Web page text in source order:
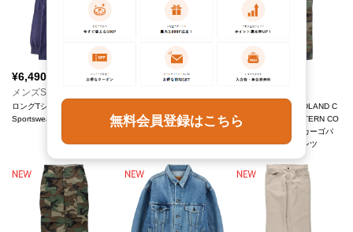
¥6,490
メンズS
ロングTシャツ ロンT
Sportswear
(税込)
AMOUFLAGE PATTERN CO
ンツ コンバットパンツ
¥7,590
TROUSERS WOODLAND C
AMOUFLAGE PATTERN CO
MBAT ミリタリー カーゴパ
ンツ コンバットパンツ
無料会員登録はこちら